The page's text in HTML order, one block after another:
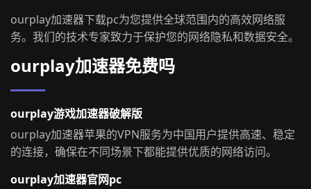
ourplay加速器下载pc为您提供全球范围内的高效网络服
务。我们的技术专家致力于保护您的网络隐私和数据安全。
ourplay加速器免费吗
ourplay游戏加速器破解版
ourplay加速器苹果的VPN服务为中国用户提供高速、稳定
的连接，确保在不同场景下都能提供优质的网络访问。
ourplay加速器官网pc